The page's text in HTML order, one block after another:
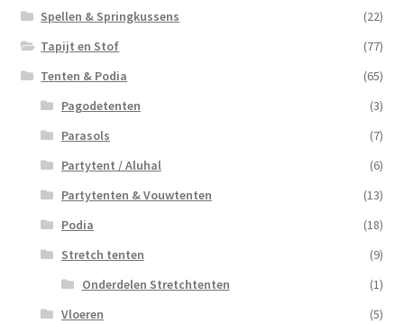
Spellen & Springkussens
(22)
Tapijt en Stof
(77)
Tenten & Podia
(65)
Pagodetenten
(3)
Parasols
(7)
Partytent / Aluhal
(6)
Partytenten & Vouwtenten
(13)
Podia
(18)
Stretch tenten
(9)
Onderdelen Stretchtenten
(1)
Vloeren
(5)